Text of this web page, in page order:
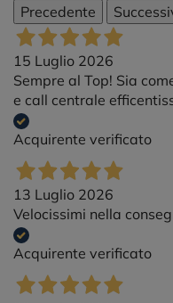
Precedente
15 Luglio 2026
Sempre al Top! Sia
e call centrale
Acquirente verificato
13 Luglio 2026
Velocissimi nella
Acquirente verificato